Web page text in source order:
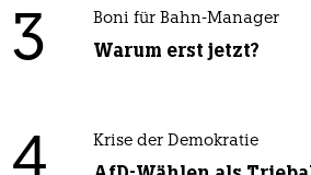
3 Boni für Bahn-Manager
Warum erst jetzt?
Krise der Demokratie